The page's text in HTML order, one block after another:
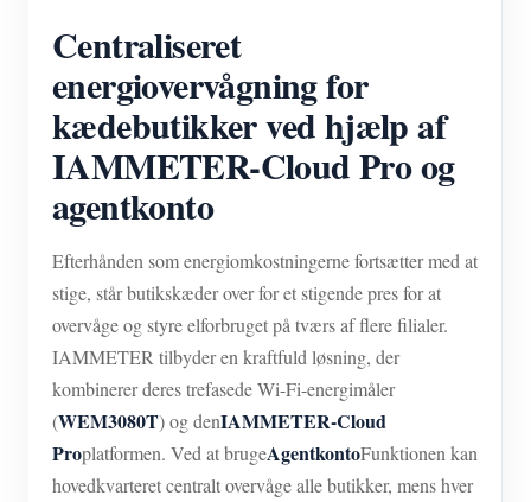
Centraliseret
energiovervågning for
kædebutikker ved hjælp af
IAMMETER-Cloud Pro og
agentkonto
Efterhånden som energiomkostningerne fortsætter med at
stige, står butikskæder over for et stigende pres for at
overvåge og styre elforbruget på tværs af flere filialer.
IAMMETER tilbyder en kraftfuld løsning, der
kombinerer deres trefasede Wi-Fi-energimåler
(WEM3080T) og denIAMMETER-Cloud
Proplatformen. Ved at brugeAgentkontoFunktionen kan
hovedkvarteret centralt overvåge alle butikker, mens hver